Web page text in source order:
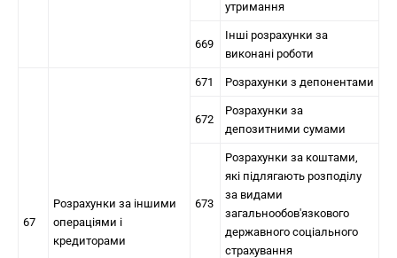
утримання
669
Інші розрахунки за
виконані роботи
67
Розрахунки за іншими
операціями і
кредиторами
671 Розрахунки з депонентами
672
Розрахунки за
депозитними сумами
673
Розрахунки за коштами,
які підлягають розподілу
за видами
загальнообов'язкового
державного соціального
страхування